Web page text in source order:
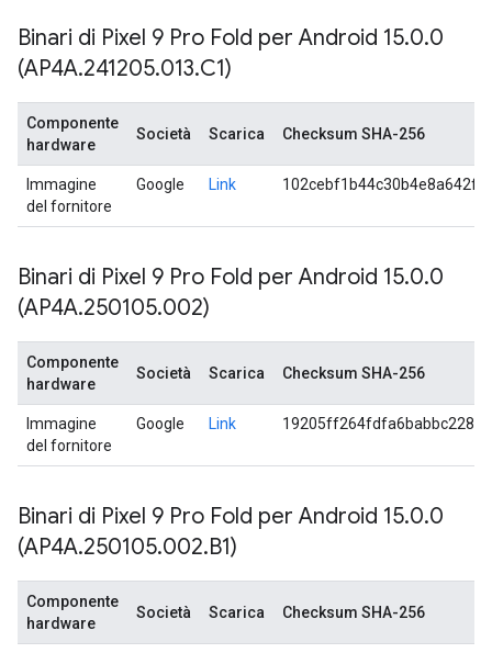
Binari di Pixel 9 Pro Fold per Android 15.0.0
(AP4A.241205.013.C1)
Componente
hardware
Società Scarica Checksum SHA-256
Immagine
del fornitore
Google Link
Binari di Pixel 9 Pro Fold per Android 15.0.0
(AP4A.250105.002)
Componente
hardware
Società Scarica Checksum SHA-256
Immagine
del fornitore
Google Link
Binari di Pixel 9 Pro Fold per Android 15.0.0
(AP4A.250105.002.B1)
Componente
hardware
Società Scarica Checksum SHA-256